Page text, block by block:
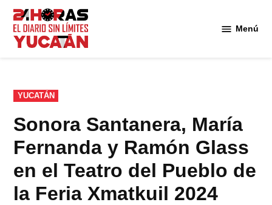
Saltar
contenido
Menú
PUBLICADO
EN
YUCATÁN
Sonora Santanera, María
Fernanda y Ramón Glass
en el Teatro del Pueblo de
la Feria Xmatkuil 2024